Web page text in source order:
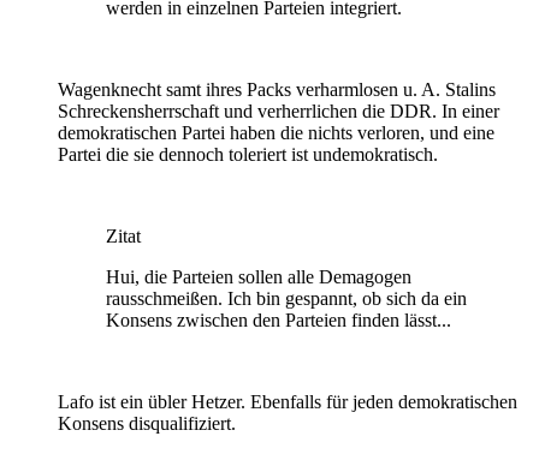
werden in einzelnen Parteien integriert.
Wagenknecht samt ihres Packs verharmlosen u. A. Stalins
Schreckensherrschaft und verherrlichen die DDR. In einer
demokratischen Partei haben die nichts verloren, und eine
Partei die sie dennoch toleriert ist undemokratisch.
Zitat
Hui, die Parteien sollen alle Demagogen
rausschmeißen. Ich bin gespannt, ob sich da ein
Konsens zwischen den Parteien finden lässt...
Lafo ist ein übler Hetzer. Ebenfalls für jeden demokratischen
Konsens disqualifiziert.